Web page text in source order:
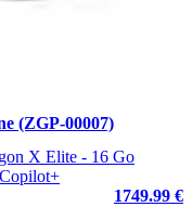
(ZGP-00007)
X Elite - 16 Go
1749.99 €